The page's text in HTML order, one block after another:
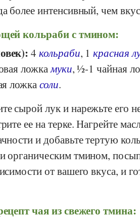
более интенсивный, чем
кольраби с тмином:
4кольраби, 1красная
ложкамуки, ½-1 чайная
ложкасоли.
сырой лук и нарежьте его
ее на терке. Нагрейте
и добавьте тертую
органическим тмином,
от вашего вкуса, и
чая из свежего тмина: